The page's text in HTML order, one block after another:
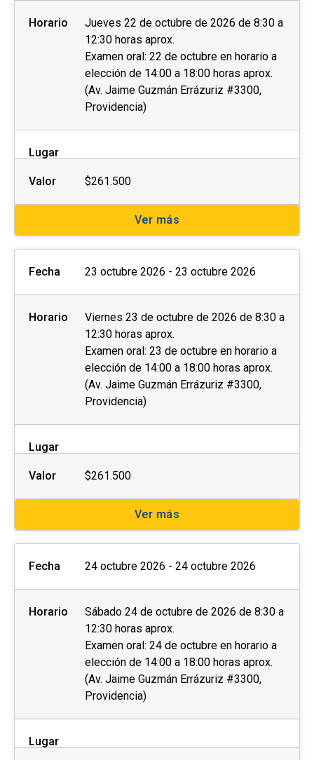
Horario
Jueves 22 de octubre de 2026 de 8:30 a
12:30 horas aprox.
Examen oral: 22 de octubre en horario a
elección de 14:00 a 18:00 horas aprox.
(Av. Jaime Guzmán Errázuriz #3300,
Providencia)
Lugar
Valor $261.500
Ver más
Fecha 23 octubre 2026 - 23 octubre 2026
Horario
Viernes 23 de octubre de 2026 de 8:30 a
12:30 horas aprox.
Examen oral: 23 de octubre en horario a
elección de 14:00 a 18:00 horas aprox.
(Av. Jaime Guzmán Errázuriz #3300,
Providencia)
Lugar
Valor $261.500
Ver más
Fecha 24 octubre 2026 - 24 octubre 2026
Horario
Sábado 24 de octubre de 2026 de 8:30 a
12:30 horas aprox.
Examen oral: 24 de octubre en horario a
elección de 14:00 a 18:00 horas aprox.
(Av. Jaime Guzmán Errázuriz #3300,
Providencia)
Lugar